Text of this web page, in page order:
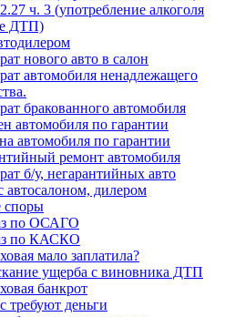
ч. 3 (употребление алкоголя
ДТП)
нового авто в салон
автомобиля ненадлежащего
бракованного автомобиля
автомобиля по гарантии
автомобиля по гарантии
ремонт автомобиля
б/у, негарантийных авто
автосалоном, дилером
споры
по ОСАГО
по КАСКО
мало заплатила?
ущерба с виновника ДТП
банкрот
требуют деньги